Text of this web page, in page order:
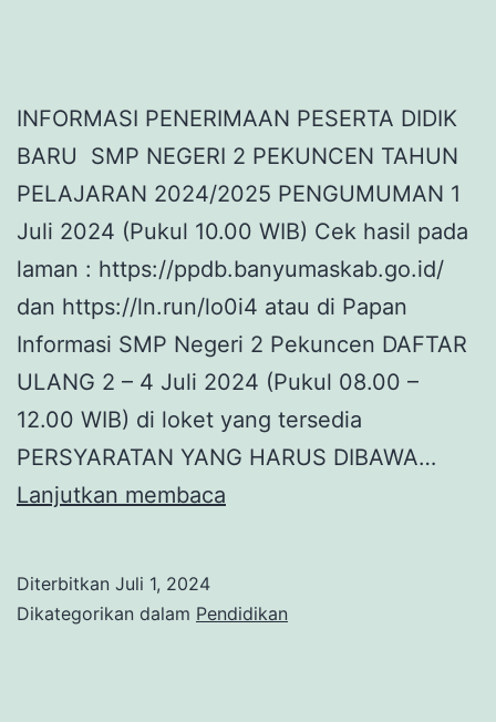
INFORMASI PENERIMAAN PESERTA DIDIK
BARU SMP NEGERI 2 PEKUNCEN TAHUN
PELAJARAN 2024/2025 PENGUMUMAN 1
Juli 2024 (Pukul 10.00 WIB) Cek hasil pada
laman : https://ppdb.banyumaskab.go.id/
dan https://ln.run/lo0i4 atau di Papan
Informasi SMP Negeri 2 Pekuncen DAFTAR
ULANG 2 – 4 Juli 2024 (Pukul 08.00 –
12.00 WIB) di loket yang tersedia
PERSYARATAN YANG HARUS DIBAWA…
Lanjutkan membaca
Didik
Diterbitkan Juli 1, 2024
Dikategorikan dalam Pendidikan